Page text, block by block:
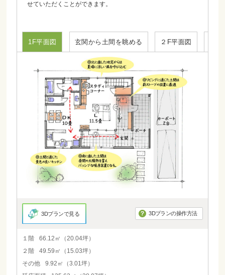
せていただくことができます。
1F平面図 玄関から土間を眺める ２F平面図
3Dプランで見る 3Dプランの操作方法
１階
66.12㎡（20.04坪）
２階
49.59㎡（15.03坪）
その他
9.92㎡（3.01坪）